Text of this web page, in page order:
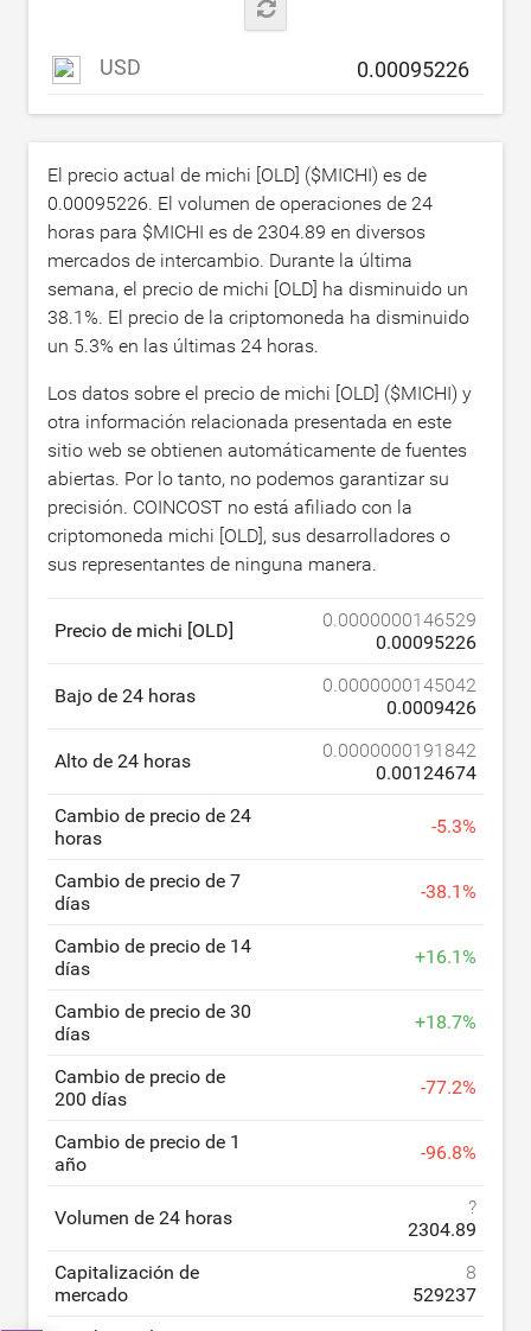
USD
El precio actual de michi [OLD] ($MICHI) es de
0.00095226. El volumen de operaciones de 24
horas para $MICHI es de 2304.89 en diversos
mercados de intercambio. Durante la última
semana, el precio de michi [OLD] ha disminuido un
38.1%. El precio de la criptomoneda ha disminuido
un 5.3% en las últimas 24 horas.
Los datos sobre el precio de michi [OLD] ($MICHI) y
otra información relacionada presentada en este
sitio web se obtienen automáticamente de fuentes
abiertas. Por lo tanto, no podemos garantizar su
precisión. COINCOST no está afiliado con la
criptomoneda michi [OLD], sus desarrolladores o
sus representantes de ninguna manera.
Precio de michi [OLD]
0.0000000146529
0.00095226
Bajo de 24 horas
0.0000000145042
0.0009426
Alto de 24 horas
0.0000000191842
0.00124674
Cambio de precio de 24
horas
-5.3%
Cambio de precio de 7
días
-38.1%
Cambio de precio de 14
días
+16.1%
Cambio de precio de 30
días
+18.7%
Cambio de precio de
200 días
-77.2%
Cambio de precio de 1
año
-96.8%
Volumen de 24 horas
?
2304.89
Capitalización de
mercado
8
529237